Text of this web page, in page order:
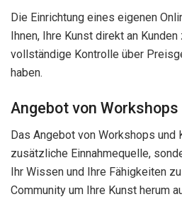
Die Einrichtung eines eigenen
Ihnen, Ihre Kunst direkt an
vollständige Kontrolle über
haben.
Angebot von
Das Angebot von Workshops und
zusätzliche Einnahmequelle,
Ihr Wissen und Ihre Fähigkeiten
Community um Ihre Kunst herum